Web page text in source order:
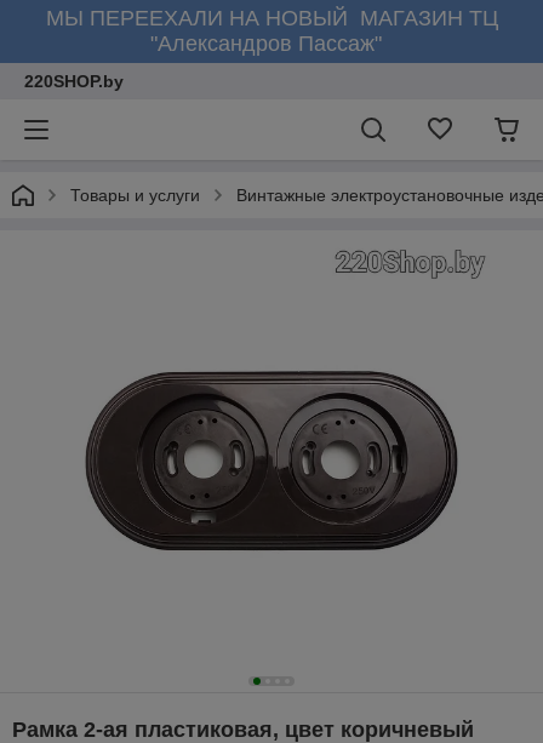
МЫ ПЕРЕЕХАЛИ НА НОВЫЙ МАГАЗИН ТЦ
"Александров Пассаж"
220SHOP.by
Товары и услуги Винтажные электроустановочные
Рамка 2-ая пластиковая, цвет коричневый